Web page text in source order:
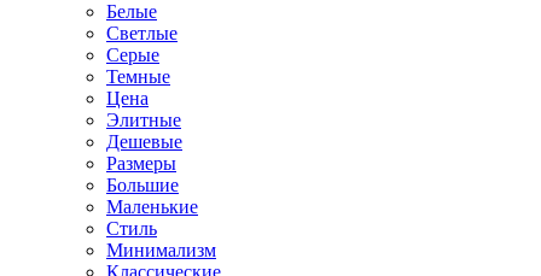
Белые
Светлые
Серые
Темные
Цена
Элитные
Дешевые
Размеры
Большие
Маленькие
Стиль
Минимализм
Классические